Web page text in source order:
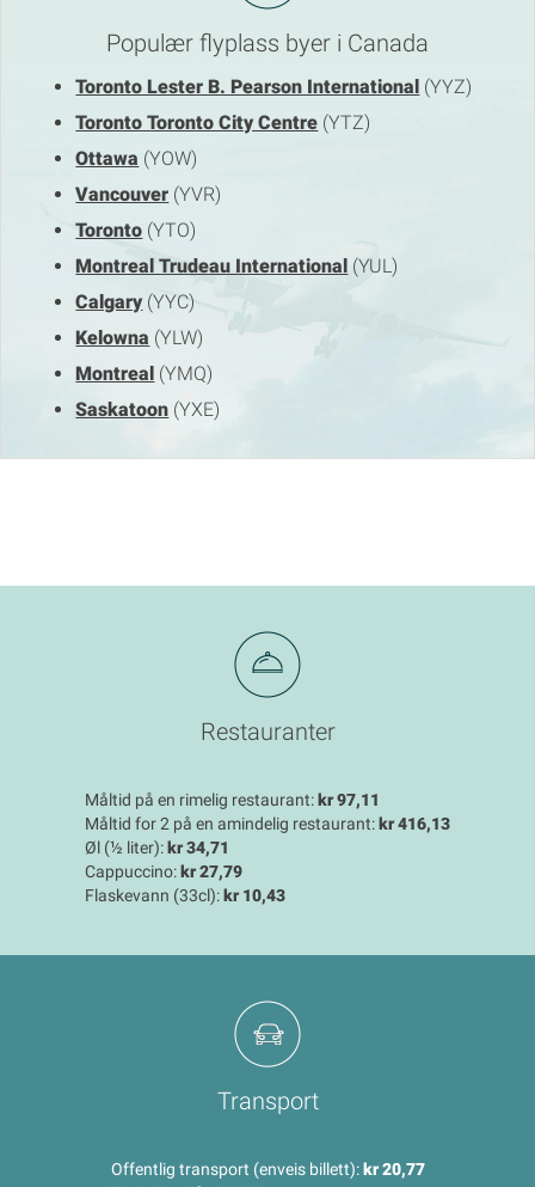
Populær flyplass byer i Canada
Toronto Lester B. Pearson International (YYZ)
Toronto Toronto City Centre (YTZ)
Ottawa (YOW)
Vancouver (YVR)
Toronto (YTO)
Montreal Trudeau International (YUL)
Calgary (YYC)
Kelowna (YLW)
Montreal (YMQ)
Saskatoon (YXE)
Restauranter
Måltid på en rimelig restaurant:kr 97,11
Måltid for 2 på en amindelig restaurant:kr 416,13
Øl (½ liter):kr 34,71
Cappuccino:kr 27,79
Flaskevann (33cl):kr 10,43
Transport
Offentlig transport (enveis billett):kr 20,77